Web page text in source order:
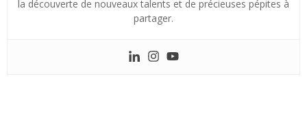
la découverte de nouveaux talents et de précieuses pépites à
partager.